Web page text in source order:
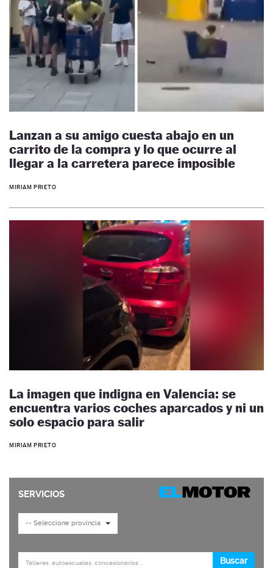
Lanzan a su amigo cuesta abajo en un
carrito de la compra y lo que ocurre al
llegar a la carretera parece imposible
MIRIAM PRIETO
La imagen que indigna en Valencia: se
encuentra varios coches aparcados y ni un
solo espacio para salir
MIRIAM PRIETO